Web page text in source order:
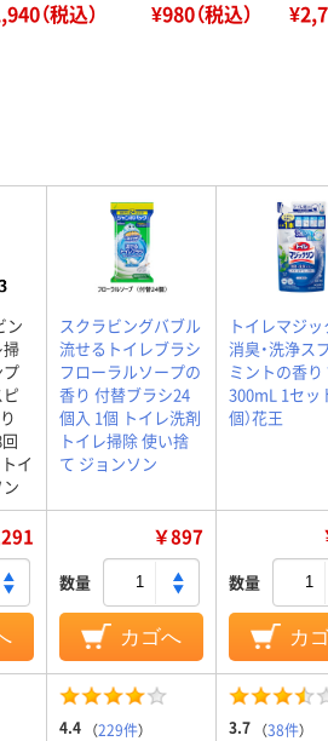
（税込） ¥980（税込）
ン
掃
プ
イ
スクラビングバブル
流せるトイレブラシ
フローラルソープの
香り 付替ブラシ24
個入 1個 トイレ洗剤
トイレ掃除 使い捨
て ジョンソン
トイレマジ
消臭・洗浄ス
ミントの香り
300mL 1セッ
個）花王
￥897
数量
カゴへ
数量
カ
4.4 （229件） 3.7 （38件）